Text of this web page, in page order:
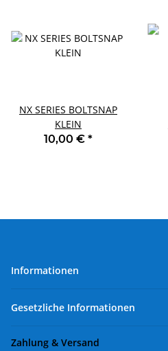
NX SERIES BOLTSNAP
KLEIN
10,00 € *
Informationen
Gesetzliche Informationen
Zahlung & Versand